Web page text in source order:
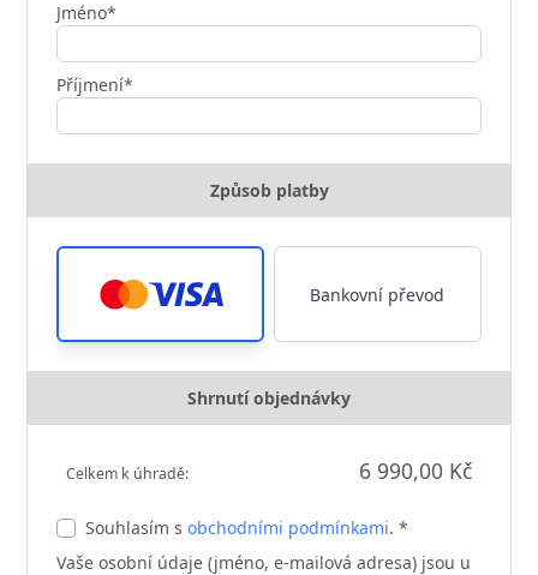
Jméno*
Příjmení*
Způsob platby
Bankovní převod
Shrnutí objednávky
Celkem k úhradě: 6 990,00 Kč
Souhlasím sobchodními podmínkami. *
Vaše osobní údaje (jméno, e-mailová adresa) jsou u